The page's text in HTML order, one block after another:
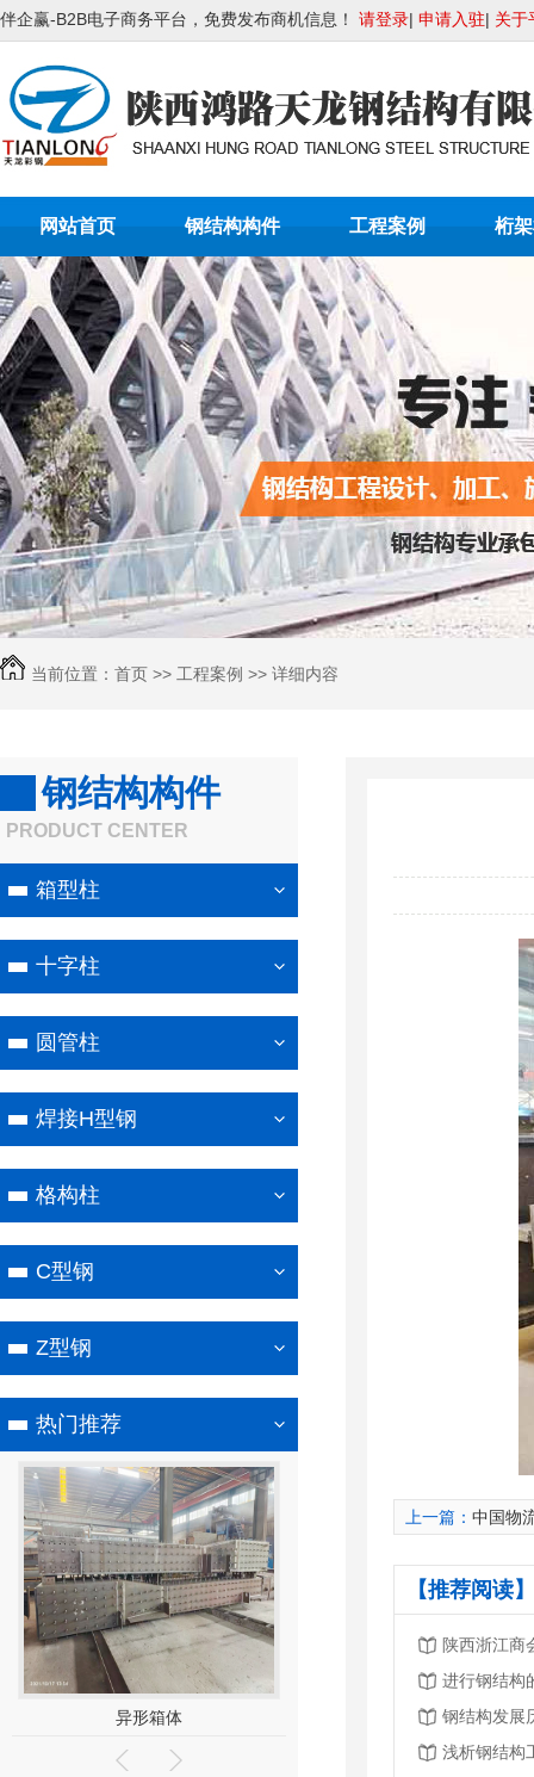
伴企赢-B2B电子商务平台，免费发布商机信息！ 请登录| 申请入驻| 关于
网站首页 钢结构构件 工程案例 桁
当前位置： 首页 >> 工程案例 >> 详细内容
钢结构构件
PRODUCT CENTER
箱型柱
十字柱
圆管柱
焊接H型钢
格构柱
C型钢
Z型钢
热门推荐
异形箱体 屋面梁
上一篇： 中国物
【推荐阅读
进行钢结构
钢结构发展
浅析钢结构